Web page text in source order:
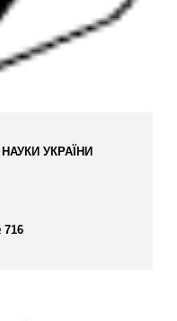
УКРАЇНИ